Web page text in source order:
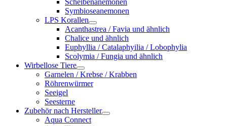
Scheibenanemonen
Symbioseanemonen
LPS Korallen
Acanthastrea / Favia und ähnlich
Chalice und ähnlich
Euphyllia / Catalaphyilia / Lobophylia
Scolymia / Fungia und ähnlich
Wirbellose Tiere
Garnelen / Krebse / Krabben
Röhrenwürmer
Seeigel
Seesterne
Zubehör nach Hersteller
Aqua Connect